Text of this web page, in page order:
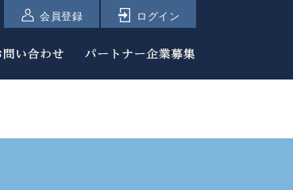
会員登録 ログイン